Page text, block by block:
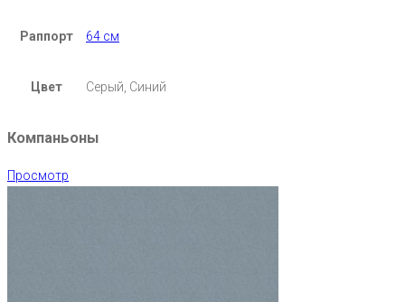
Раппорт 64 см
Цвет Серый, Синий
Компаньоны
Просмотр